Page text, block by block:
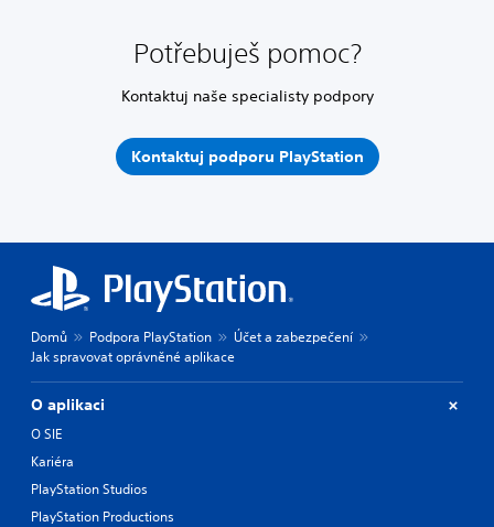
Potřebuješ pomoc?
Kontaktuj naše specialisty podpory
Kontaktuj podporu PlayStation
Domů Podpora PlayStation
Účet a zabezpečení
Jak spravovat oprávněné aplikace
O aplikaci
O SIE
Kariéra
PlayStation Studios
PlayStation Productions